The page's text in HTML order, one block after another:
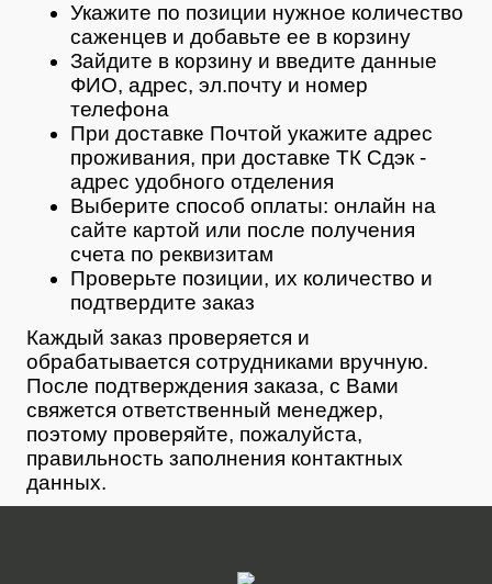
Укажите по позиции нужное количество
саженцев и добавьте ее в корзину
Зайдите в корзину и введите данные
ФИО, адрес, эл.почту и номер
телефона
При доставке Почтой укажите адрес
проживания, при доставке ТК Сдэк -
адрес удобного отделения
Выберите способ оплаты: онлайн на
сайте картой или после получения
счета по реквизитам
Проверьте позиции, их количество и
подтвердите заказ
Каждый заказ проверяется и
обрабатывается сотрудниками вручную.
После подтверждения заказа, с Вами
свяжется ответственный менеджер,
поэтому проверяйте, пожалуйста,
правильность заполнения контактных
данных.